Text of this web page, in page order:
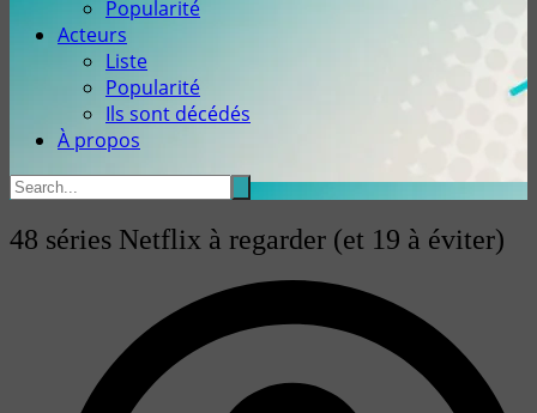
Popularité
Acteurs
Liste
Popularité
Ils sont décédés
À propos
48 séries Netflix à regarder (et 19 à éviter)